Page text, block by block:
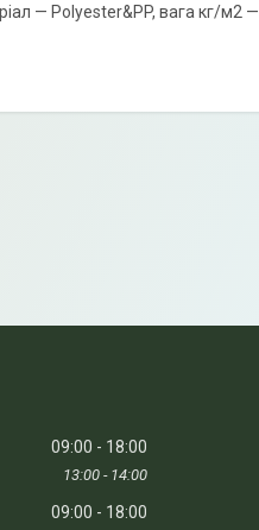
— Polyester&PP, вага кг/м2
09:00 18:00
13:00 14:00
09:00 18:00